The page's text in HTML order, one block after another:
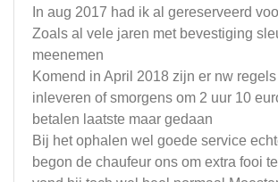
In aug 2017 had ik al gereserveerd
Zoals al vele jaren met bevestiging
meenemen
Komend in April 2018 zijn er nw regels
inleveren of smorgens om 2 uur 10
betalen laatste maar gedaan
Bij het ophalen wel goede service
begon de chaufeur ons om extra fooi